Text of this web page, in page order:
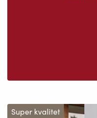
Super kvalitet